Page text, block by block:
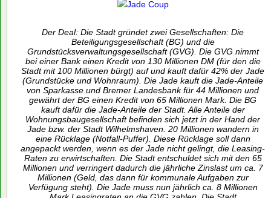
Der Deal: Die Stadt gründet zwei Gesellschaften: Die
Beteiligungsgesellschaft (BG) und die
Grundstücksverwaltungsgesellschaft (GVG). Die GVG nimmt
bei einer Bank einen Kredit von 130 Millionen DM (für den die
Stadt mit 100 Millionen bürgt) auf und kauft dafür 42% der Jade
(Grundstücke und Wohnraum). Die Jade kauft die Jade-Anteile
von Sparkasse und Bremer Landesbank für 44 Millionen und
gewährt der BG einen Kredit von 65 Millionen Mark. Die BG
kauft dafür die Jade-Anteile der Stadt. Alle Anteile der
Wohnungsbaugesellschaft befinden sich jetzt in der Hand der
Jade bzw. der Stadt Wilhelmshaven. 20 Millionen wandern in
eine Rücklage (Notfall-Puffer). Diese Rücklage soll dann
angepackt werden, wenn es der Jade nicht gelingt, die Leasing-
Raten zu erwirtschaften. Die Stadt entschuldet sich mit den 65
Millionen und verringert dadurch die jährliche Zinslast um ca. 7
Millionen (Geld, das dann für kommunale Aufgaben zur
Verfügung steht). Die Jade muss nun jährlich ca. 8 Millionen